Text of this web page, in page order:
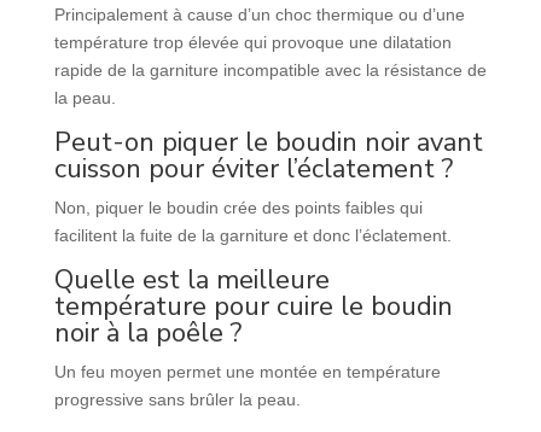
Principalement à cause d’un choc thermique ou d’une
température trop élevée qui provoque une dilatation
rapide de la garniture incompatible avec la résistance de
la peau.
Peut-on piquer le boudin noir avant
cuisson pour éviter l’éclatement ?
Non, piquer le boudin crée des points faibles qui
facilitent la fuite de la garniture et donc l’éclatement.
Quelle est la meilleure
température pour cuire le boudin
noir à la poêle ?
Un feu moyen permet une montée en température
progressive sans brûler la peau.